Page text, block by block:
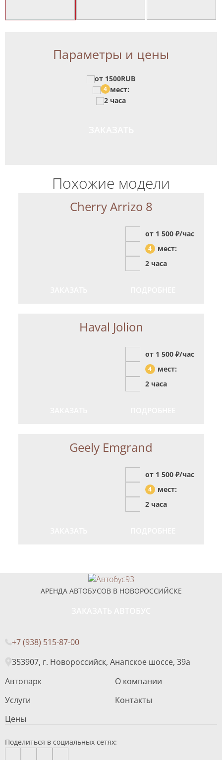
Параметры и цены
от 1500RUB
4 мест:
2 часа
Похожие модели
Cherry Arrizo 8
от 1 500 ₽/час
4
мест:
2 часа
Haval Jolion
от 1 500 ₽/час
4
мест:
2 часа
Geely Emgrand
от 1 500 ₽/час
4
мест:
2 часа
АРЕНДА АВТОБУСОВ В НОВОРОССИЙСКЕ
+7 (938) 515-87-00
353907, г. Новороссийск, Анапское шоссе, 39а
Автопарк
Услуги
Цены
О компании
Контакты
Поделиться в социальных сетях: